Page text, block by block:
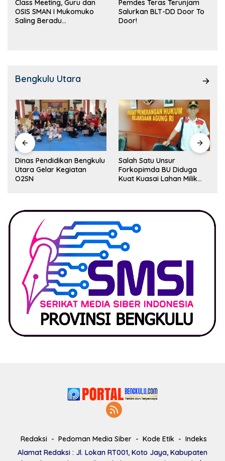
Class Meeting, Guru dan
OSIS SMAN I Mukomuko
Saling Beradu
Pemdes Teras Terunjam
Salurkan BLT-DD Door To
Door!
Bengkulu Utara
Dinas Pendidikan Bengkulu
Utara Gelar Kegiatan
O2SN
Salah Satu Unsur
Forkopimda BU Diduga
Kuat Kuasai Lahan Milik
Redaksi Pedoman Media Siber Kode Etik
Indeks
Alamat Redaksi : Jl. Lokan RT001, Koto Jaya, Kabupaten